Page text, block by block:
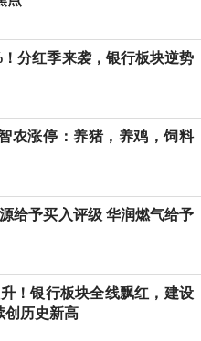
分红季来袭，银行板块逆势
农涨停：养猪，养鸡，饲料
给予买入评级 华润燃气给予
！银行板块全线飘红，建设
创历史新高